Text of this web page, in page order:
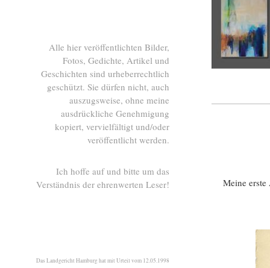
Meine
Alle hier veröffentlichten Bilder,
Fotos, Gedichte, Artikel und
Geschichten sind urheberrechtlich
geschützt. Sie dürfen nicht, auch
auszugsweise, ohne meine
ausdrückliche Genehmigung
kopiert, vervielfältigt und/oder
veröffentlicht werden.
Ich hoffe auf und bitte um das
Verständnis der ehrenwerten Leser!
Das Landgericht Hamburg hat mit Urteil vom 12.05.1998